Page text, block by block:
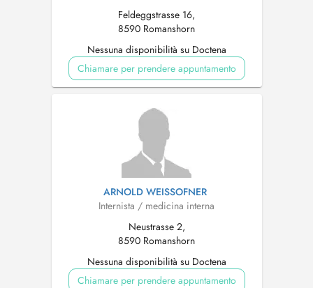
Feldeggstrasse 16,
8590 Romanshorn
Nessuna disponibilità su Doctena
Chiamare per prendere appuntamento
ARNOLD WEISSOFNER
Internista / medicina interna
Neustrasse 2,
8590 Romanshorn
Nessuna disponibilità su Doctena
Chiamare per prendere appuntamento